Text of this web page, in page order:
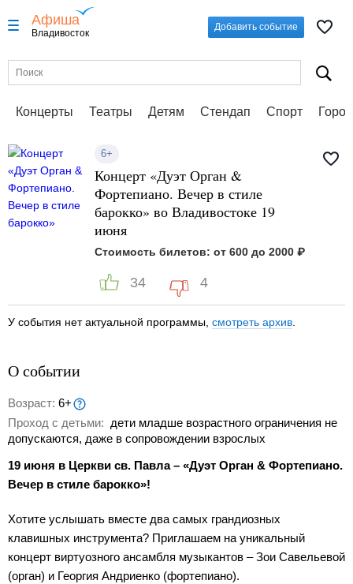
Афиша
Владивосток
Добавить событие
Концерты Театры Детям Стендап Спорт
6+
Концерт «Дуэт Орган &
Фортепиано. Вечер в стиле
барокко» во Владивостоке 19
июня
Стоимость билетов: от 600 до 2000 ₽
34 4
У события нет актуальной программы, смотреть архив
О событии
Возраст: 6+
Проход с детьми: дети младше возрастного ограничения не
допускаются, даже в сопровождении взрослых
19 июня в Церкви св. Павла – «Дуэт Орган & Фортепиано.
Вечер в стиле барокко»!
Хотите услышать вместе два самых грандиозных
клавишных инструмента? Приглашаем на уникальный
концерт виртуозного ансамбля музыкантов – Зои Савельевой
(орган) и Георгия Андриенко (фортепиано).